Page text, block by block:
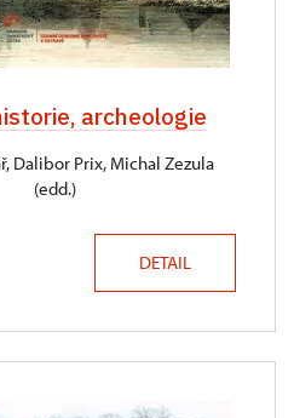
archeologie
Dalibor Prix, Michal Zezula
(edd.)
DETAIL